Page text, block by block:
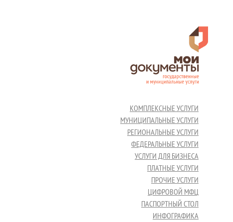
КОМПЛЕКСНЫЕ УСЛУГИ
МУНИЦИПАЛЬНЫЕ УСЛУГИ
РЕГИОНАЛЬНЫЕ УСЛУГИ
ФЕДЕРАЛЬНЫЕ УСЛУГИ
УСЛУГИ ДЛЯ БИЗНЕСА
ПЛАТНЫЕ УСЛУГИ
ПРОЧИЕ УСЛУГИ
ЦИФРОВОЙ МФЦ
ПАСПОРТНЫЙ СТОЛ
ИНФОГРАФИКА